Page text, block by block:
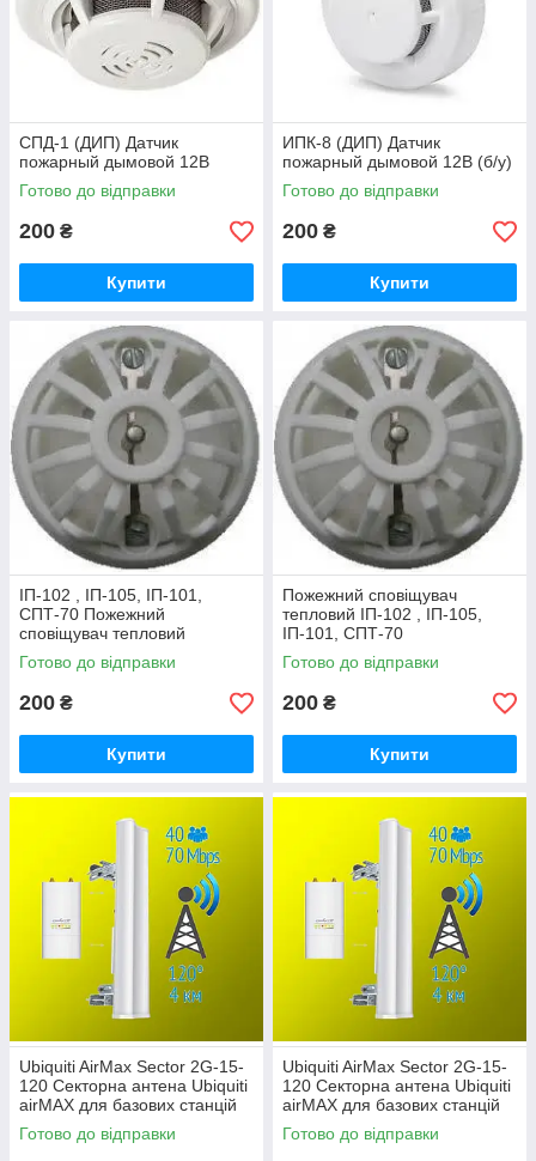
CПД-1 (ДИП) Датчик
пожарный дымовой 12В
Готово до відправки
200 ₴
Купити
ИПК-8 (ДИП) Датчик
пожарный дымовой 12В (б/у)
Готово до відправки
200 ₴
Купити
ІП-102 , ІП-105, ІП-101,
СПТ-70 Пожежний
сповіщувач тепловий
Готово до відправки
200 ₴
Купити
Пожежний сповіщувач
тепловий ІП-102 , ІП-105,
ІП-101, СПТ-70
Готово до відправки
200 ₴
Купити
Ubiquiti AirMax Sector 2G-15-
120 Секторна антена Ubiquiti
airMAX для базових станцій
Готово до відправки
Ubiquiti AirMax Sector 2G-15-
120 Секторна антена Ubiquiti
airMAX для базових станцій
Готово до відправки